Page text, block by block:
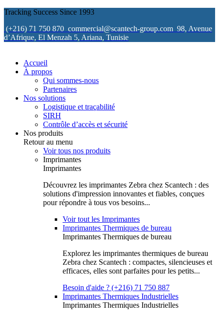
Tracking Success Since 1993
(+216) 71 750 870 commercial@scantech-group.com 98, Avenue
d’Afrique, El Menzah 5, Ariana, Tunisie
Accueil
À propos
Qui sommes-nous
Partenaires
Nos solutions
Logistique et traçabilité
SIRH
Contrôle d’accès et sécurité
Nos produits
Retour au menu
Voir tous nos produits
Imprimantes
Imprimantes
Découvrez les imprimantes Zebra chez Scantech : des
solutions d'impression innovantes et fiables, conçues
pour répondre à tous vos besoins...
Voir tout les Imprimantes
Imprimantes Thermiques de bureau
Imprimantes Thermiques de bureau
Explorez les imprimantes thermiques de bureau
Zebra chez Scantech : compactes, silencieuses et
efficaces, elles sont parfaites pour les petits...
Besoin d'aide ? (+216) 71 750 887
Imprimantes Thermiques Industrielles
Imprimantes Thermiques Industrielles